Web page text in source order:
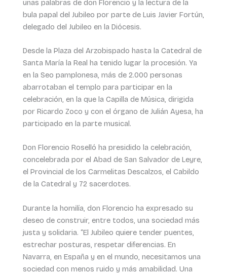
unas palabras de don Florencio y la lectura de la
bula papal del Jubileo por parte de Luis Javier Fortún,
delegado del Jubileo en la Diócesis.
Desde la Plaza del Arzobispado hasta la Catedral de
Santa María la Real ha tenido lugar la procesión. Ya
en la Seo pamplonesa, más de 2.000 personas
abarrotaban el templo para participar en la
celebración, en la que la Capilla de Música, dirigida
por Ricardo Zoco y con el órgano de Julián Ayesa, ha
participado en la parte musical.
Don Florencio Roselló ha presidido la celebración,
concelebrada por el Abad de San Salvador de Leyre,
el Provincial de los Carmelitas Descalzos, el Cabildo
de la Catedral y 72 sacerdotes.
Durante la homilía, don Florencio ha expresado su
deseo de construir, entre todos, una sociedad más
justa y solidaria. “El Jubileo quiere tender puentes,
estrechar posturas, respetar diferencias. En
Navarra, en España y en el mundo, necesitamos una
sociedad con menos ruido y más amabilidad. Una